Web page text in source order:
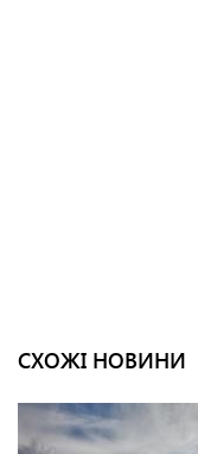
СХОЖІ НОВИНИ